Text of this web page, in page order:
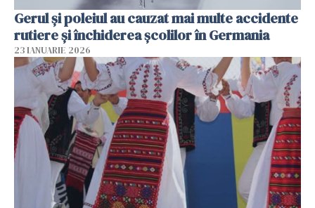
Gerul şi poleiul au cauzat mai multe accidente
rutiere şi închiderea şcolilor în Germania
23 IANUARIE 2026